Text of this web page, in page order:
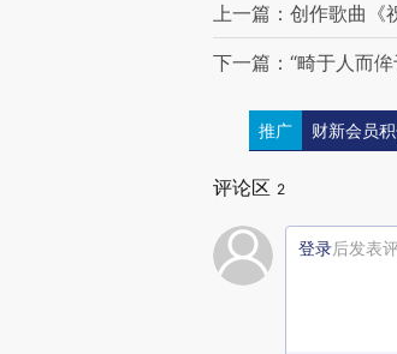
上一篇：创作歌曲《
下一篇：“畸于人而
推广 财新会员
评论区 2
登录后发表